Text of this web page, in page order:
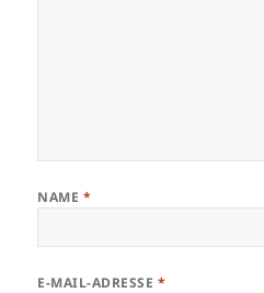
NAME *
E-MAIL-ADRESSE *